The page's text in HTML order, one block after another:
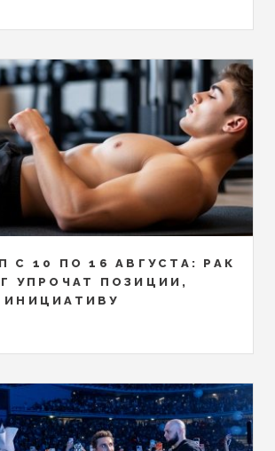
С 10 ПО 16 АВГУСТА: РАК
УПРОЧАТ ПОЗИЦИИ,